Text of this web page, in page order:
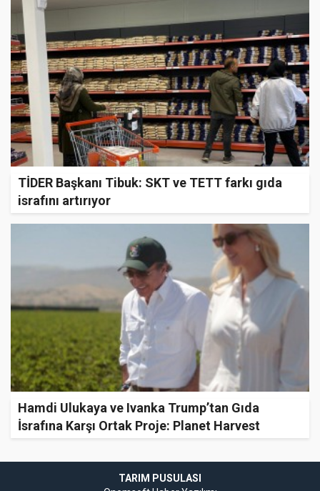
TİDER Başkanı Tibuk: SKT ve TETT farkı gıda
israfını artırıyor
Hamdi Ulukaya ve Ivanka Trump’tan Gıda
İsrafına Karşı Ortak Proje: Planet Harvest
TARIM PUSULASI